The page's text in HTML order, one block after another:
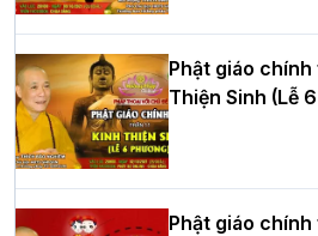
hè tại chùa Bằng
HT.Thích Thọ Lạc được suy cử
Trưởng BTS GHPGVN tỉnh Nghệ
Phật giáo chính
Thiện Sinh (Lễ
Phật giáo chính